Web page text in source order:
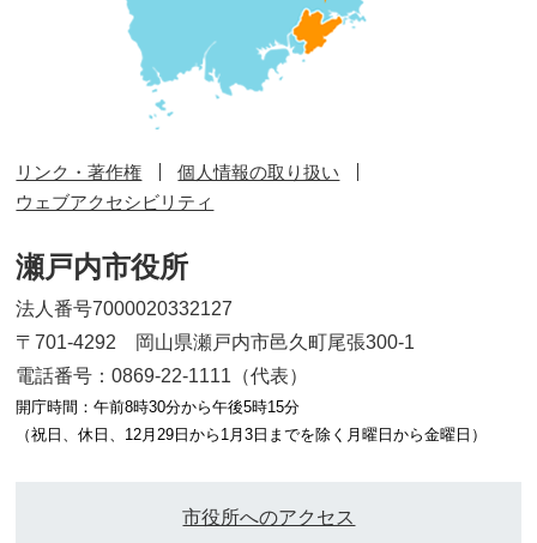
リンク・著作権
個人情報の取り扱い
ウェブアクセシビリティ
瀬戸内市役所
法人番号7000020332127
〒701-4292 岡山県瀬戸内市邑久町尾張300-1
電話番号：0869-22-1111（代表）
開庁時間：午前8時30分から午後5時15分
（祝日、休日、12月29日から1月3日までを除く月曜日から金曜日）
市役所へのアクセス